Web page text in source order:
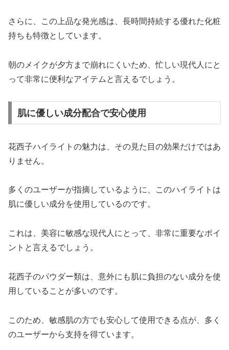
さらに、この上品な発光感は、長時間持続する優れた化粧
持ちも特徴としています。
朝のメイクが夕方まで崩れにくいため、忙しい現代人にと
って非常に便利なアイテムと言えるでしょう。
肌に優しい成分配合で安心使用
花西子ハイライトの魅力は、その見た目の効果だけではあ
りません。
多くのユーザーが指摘しているように、このハイライトは
肌に優しい成分を使用しているのです。
これは、美容に敏感な現代人にとって、非常に重要なポイ
ントと言えるでしょう。
花西子のパウダー類は、意外にも肌に負担のない成分を使
用していることが多いのです。
このため、敏感肌の方でも安心して使用できる点が、多く
のユーザーから支持を得ています。